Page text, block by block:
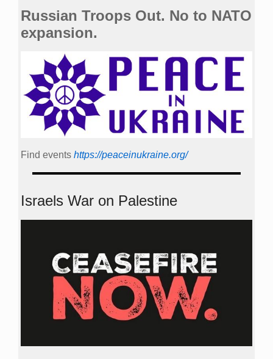
Russian Troops Out. No to NATO
expansion.
Find events https://peace­in­ukraine.org/
Israels War on Palestine